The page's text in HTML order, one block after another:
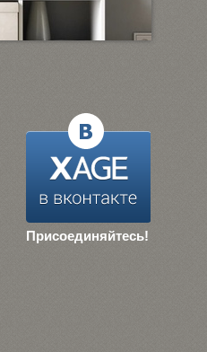
Присоединяйтесь!